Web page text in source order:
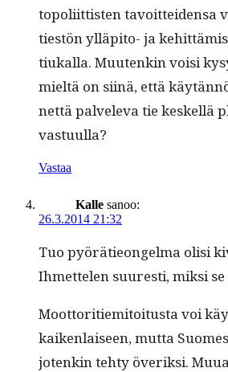
topoli­it­tis­ten tavoit­tei­den­sa
tiestön ylläpi­to- ja
tiukalla. Muutenkin voisi
mieltä on siinä, että
net­tä palvel­e­va tie keskel­lä
vastuulla?
Vastaa
Kalle sanoo:
26.3.2014 21:32
Tuo pyörätieon­gel­ma olisi
Ihmette­len suuresti, mik­si
Moot­tori­tiemi­toi­tus­ta voi
kaiken­laiseen, mut­ta
jotenkin tehty överik­si.